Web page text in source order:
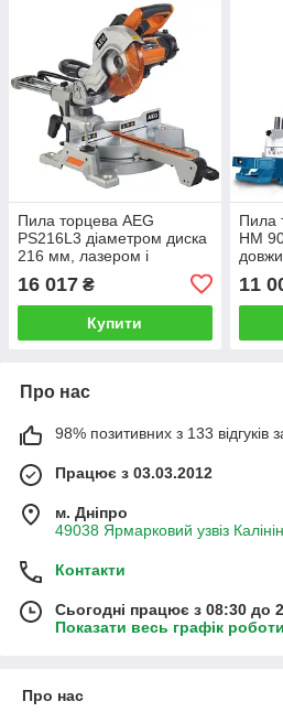
Пила торцева AEG
PS216L3 діаметром диска
216 мм, лазером і
16 017 ₴
Купити
Пила
HM
11
Про нас
98% позитивних з 133 відгуків
Працює з 03.03.2012
м. Дніпро
49038 Ярмарковий узвіз
Контакти
Сьогодні працює з 08:30 до
Показати весь графік роботи
Про нас